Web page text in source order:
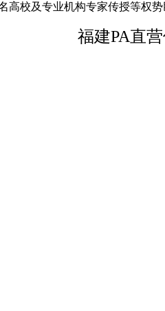
校及专业机构专家传授等权势
福建PA直